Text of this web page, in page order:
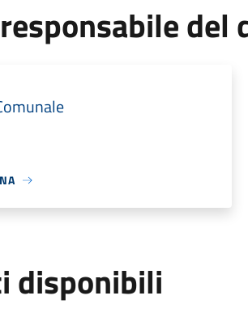
del
disponibili